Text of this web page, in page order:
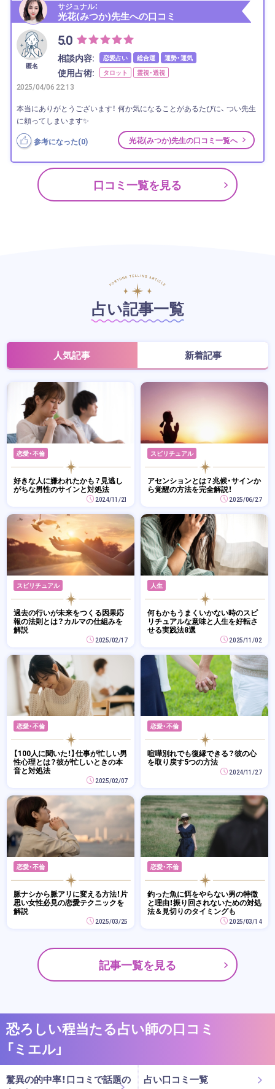
サジュナル：
光花(みつか)先生への口コミ
匿名
5.0
相談内容: 恋愛占い 総合運 運勢・運気
使用占術: タロット 霊視・透視
2025/04/06 22:13
本当にありがとうございます！ 何か気になることがあるたびに、 つい先生
に頼ってしまいます✨
参考になった(0) 光花(みつか)先生の口コミ一覧へ
口コミ一覧を見る
占い記事一覧
人気記事 新着記事
恋愛・不倫
好きな人に嫌われたかも？見逃し
がちな男性のサインと対処法
2024/11/21
スピリチュアル
アセンションとは？兆候・サインか
ら覚醒の方法を完全解説！
2025/06/27
スピリチュアル
過去の行いが未来をつくる因果応
報の法則とは？カルマの仕組みを
解説
2025/02/17
人生
何もかもうまくいかない時のスピ
リチュアルな意味と人生を好転さ
せる実践法8選
2025/11/02
恋愛・不倫
【100人に聞いた！】仕事が忙しい男
性心理とは？彼が忙しいときの本
音と対処法
2025/02/07
恋愛・不倫
喧嘩別れでも復縁できる？彼の心
を取り戻す5つの方法
2024/11/27
恋愛・不倫
脈ナシから脈アリに変える方法！片
思い女性必見の恋愛テクニックを
解説
2025/03/25
恋愛・不倫
釣った魚に餌をやらない男の特徴
と理由！振り回されないための対処
法＆見切りのタイミングも
2025/03/14
記事一覧を見る
恐ろしい程当たる占い師の口コミ
「ミエル」
驚異の的中率！口コミで話題の
占い口コミ一覧